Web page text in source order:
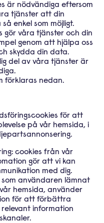
är nödvändigaeftersom
tjänster att din
enkel som möjligt.
gör våra tjänster och din
genom att hjälpa oss
skydda din data.
del av våra tjänster är
förklaras nedan.
för att
på vår hemsida, i
cookies från vår
gör att vi kan
med dig.
användaren lämnat
hemsida,använder
för att förbättra
information